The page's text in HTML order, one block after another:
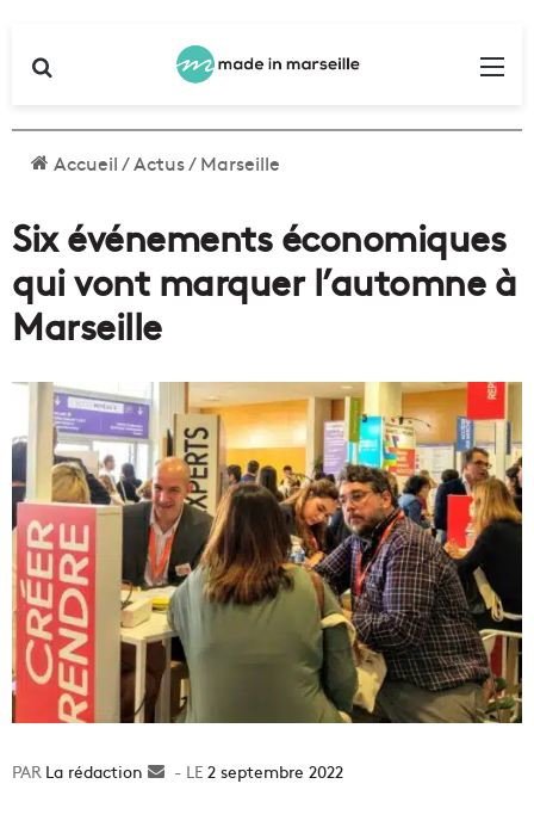
Accueil/Actus/Marseille
Six événements économiques
qui vont marquer l’automne à
Marseille
La rédaction
Envoyer2 septembre 2022